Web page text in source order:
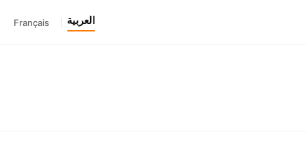
العربية Français